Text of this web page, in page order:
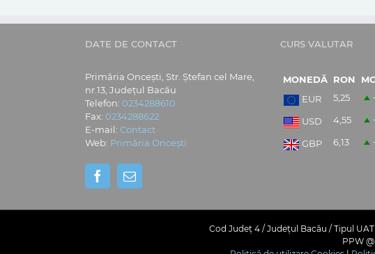
DATE DE CONTACT
Primăria Oncești, Str. Ștefan cel Mare,
nr.13, Județul Bacău
Telefon: 0234288610
Fax: 0234288622
E-mail: Contact
Web: Primăria Oncești
CURS VALUTAR
MONEDĂ RON
EUR
5,25
USD 4,55
GBP 6,13
Cod Județ 4 / Județul Bacău / Tipul
PPW @